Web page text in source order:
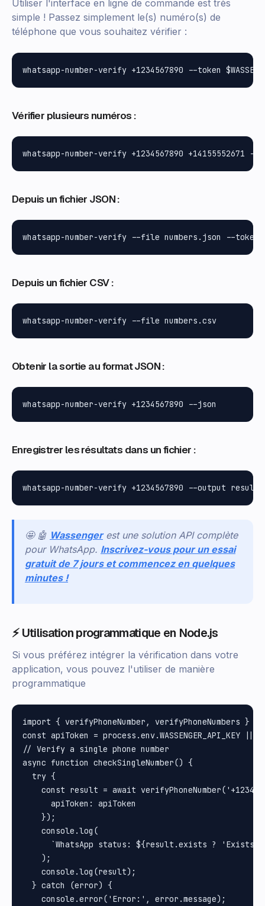
Utiliser l'interface en ligne de commande est très
simple ! Passez simplement le(s) numéro(s) de
téléphone que vous souhaitez vérifier :
Vérifier plusieurs numéros :
Depuis un fichier JSON :
Depuis un fichier CSV :
Obtenir la sortie au format JSON :
Enregistrer les résultats dans un fichier :
🤩 🤖 Wassenger est une solution API complète
pour WhatsApp. Inscrivez-vous pour un essai
gratuit de 7 jours et commencez en quelques
minutes !
⚡ Utilisation programmatique en Node.js
Si vous préférez intégrer la vérification dans votre
application, vous pouvez l'utiliser de manière
programmatique
import { verifyPhoneNumber, verifyPhoneNumbers }
const apiToken = process.env.WASSENGER_API_KEY ||
// Verify a single phone number
async function checkSingleNumber() {
  try {
const result = await
      apiToken: apiToken
    });
    console.log(
`WhatsApp status: ${result.exists ? 'Exists'
    );
    console.log(result);
  } catch (error) {
    console.error('Error:', error.message);